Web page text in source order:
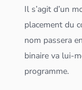
Il s’agit d’un
placement du
nom passera
binaire va lui-
programme.